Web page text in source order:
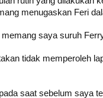
menugaskan Feri
saya suruh
tidak memperoleh
saat sebelum saya